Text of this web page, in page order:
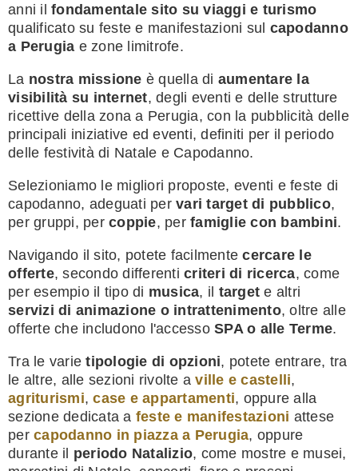
anni il fondamentale sito su viaggi e turismo
qualificato su feste e manifestazioni sul capodanno
a Perugia e zone limitrofe.
La nostra missione è quella di aumentare la
visibilità su internet, degli eventi e delle strutture
ricettive della zona a Perugia, con la pubblicità delle
principali iniziative ed eventi, definiti per il periodo
delle festività di Natale e Capodanno.
Selezioniamo le migliori proposte, eventi e feste di
capodanno, adeguati per vari target di pubblico,
per gruppi, per coppie, per famiglie con bambini.
Navigando il sito, potete facilmentecercare le
offerte, secondo differenti criteri di ricerca, come
per esempio il tipo di musica, il target e altri
servizi di animazione o intrattenimento, oltre alle
offerte che includono l'accesso SPA o alle Terme.
Tra le varietipologie di opzioni, potete entrare, tra
le altre, alle sezioni rivolte aville e castelli,
agriturismi,case e appartamenti, oppure alla
sezione dedicata a feste e manifestazioni attese
per capodanno in piazza a Perugia, oppure
durante il periodo Natalizio, come mostre e musei,